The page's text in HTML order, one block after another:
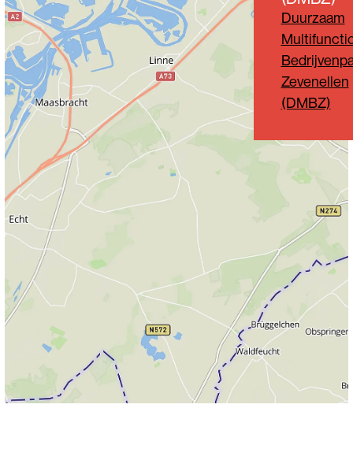
Duurzaam
Zevenellen
(DMBZ)